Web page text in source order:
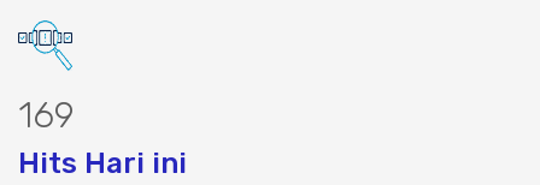
220
Hits Hari ini